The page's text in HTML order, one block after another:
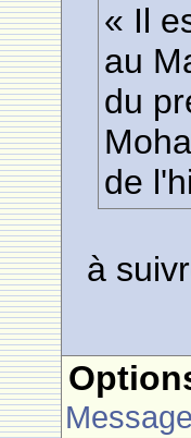
« Il
au
du
de
à
Message